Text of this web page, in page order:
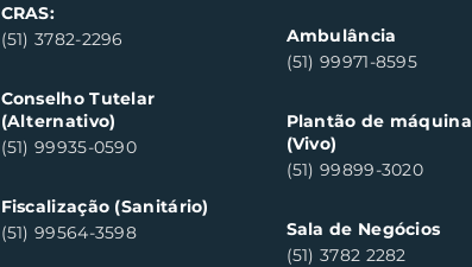
CRAS:
(51) 3782-2296
Conselho Tutelar
(Alternativo)
(51) 99935-0590
Fiscalização (Sanitário)
(51) 99564-3598
Ambulância
(51) 99971-8595
Plantão de máquina
(Vivo)
(51) 99899-3020
Sala de Negócios
(51) 3782 2282